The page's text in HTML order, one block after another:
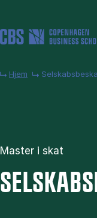
Hjem
Master i skat